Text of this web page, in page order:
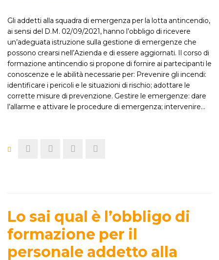
Gli addetti alla squadra di emergenza per la lotta antincendio,
ai sensi del D.M. 02/09/2021, hanno l’obbligo di ricevere
un’adeguata istruzione sulla gestione di emergenze che
possono crearsi nell’Azienda e di essere aggiornati. Il corso di
formazione antincendio si propone di fornire ai partecipanti le
conoscenze e le abilità necessarie per: Prevenire gli incendi:
identificare i pericoli e le situazioni di rischio; adottare le
corrette misure di prevenzione. Gestire le emergenze: dare
l’allarme e attivare le procedure di emergenza; intervenire…
Lo sai qual è l’obbligo di
formazione per il
personale addetto alla